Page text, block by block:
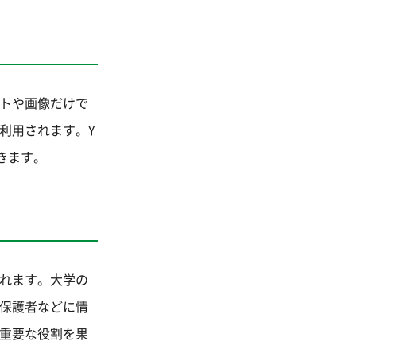
や画像だけで
用されます。Y
す。
ます。大学の
護者などに情
要な役割を果